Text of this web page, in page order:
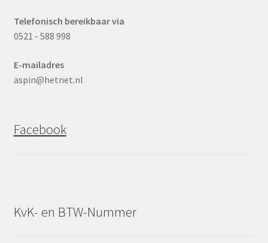
Telefonisch bereikbaar via
0521 - 588 998
E-mailadres
aspin@hetnet.nl
Facebook
KvK- en BTW-Nummer